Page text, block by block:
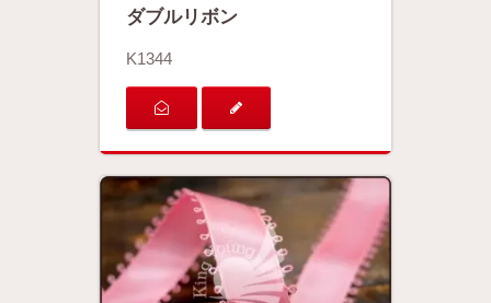
ダブルリボン
K1344